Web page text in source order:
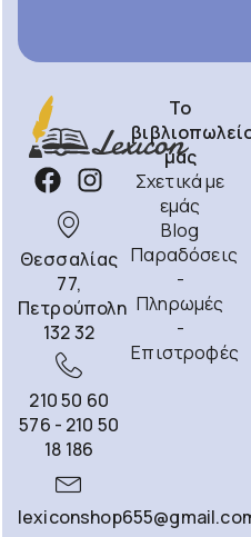
Θεσσαλίας
77,
Πετρούπολη
132 32
210 50 60
576 - 210 50
18 186
Το
μας
Σχετικά με
εμάς
Blog
Παραδόσεις
-
Πληρωμές
-
Επιστροφές